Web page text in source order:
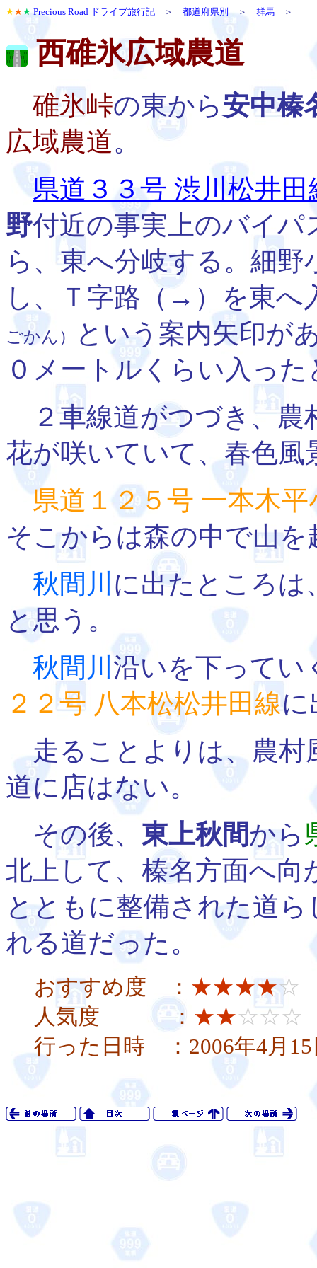
★★★ Precious Road ドライブ旅行記 ＞ 都道府県別＞ 群馬 ＞
西碓氷広域農道
碓氷峠の東から安中榛
広域農道。
県道３３号 渋川松井田
野付近の事実上のバイパ
ら、東へ分岐する。細
し、Ｔ字路（→）を東
ごかん）
という案内矢印が
０メートルくらい入っ
２車線道がつづき、農
花が咲いていて、春色風
県道１２５号 一本木
そこからは森の中で山を
秋間川 に出たところは
と思う。
秋間川 沿いを下ってい
２２号 八本松松井田線に
走ることよりは、農村
道に店はない。
その後、 東上秋間から
北上して、榛名方面へ向
とともに整備された道
れる道だった。
おすすめ度 ： ★★★★☆
人気度 ： ★★☆☆☆
行った日時 ：2006年4月